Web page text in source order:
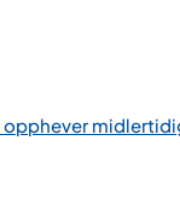
opphever